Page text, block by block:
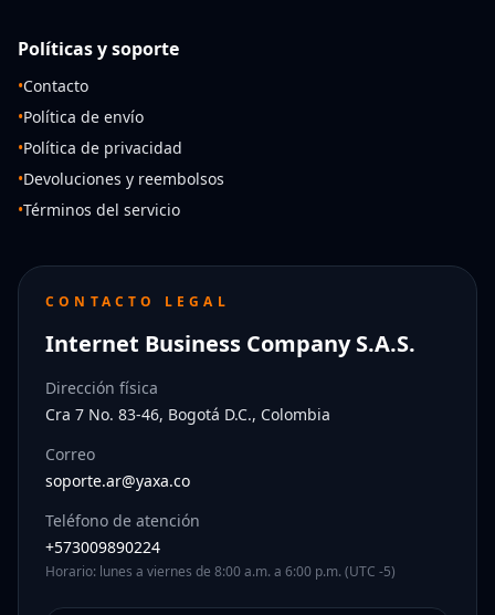
Políticas y soporte
•Contacto
•Política de envío
•Política de privacidad
•Devoluciones y reembolsos
•Términos del servicio
CONTACTO LEGAL
Internet Business Company S.A.S.
Dirección física
Cra 7 No. 83-46, Bogotá D.C., Colombia
Correo
soporte.ar@yaxa.co
Teléfono de atención
+573009890224
Horario: lunes a viernes de 8:00 a.m. a 6:00 p.m. (UTC -5)